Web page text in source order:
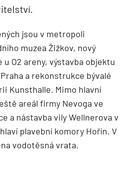
jsou v metropoli
muzea Žižkov, nový
O2 areny, výstavba objektu
a rekonstrukce bývalé
Kunsthalle. Mimo hlavní
areál firmy Nevoga ve
a nástavba vily Wellnerova v
plavební komory Hořín. V
vodotěsná vrata.